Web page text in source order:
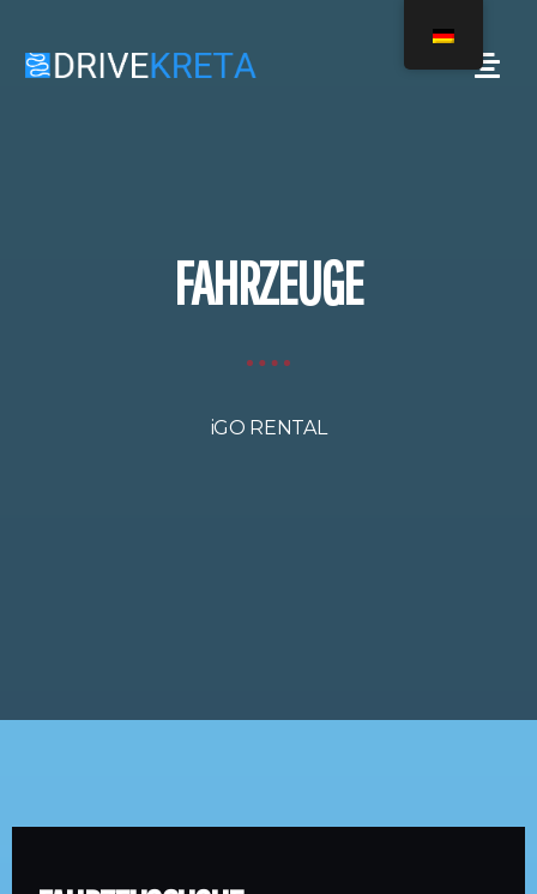
FAHRZEUGE
iGO RENTAL